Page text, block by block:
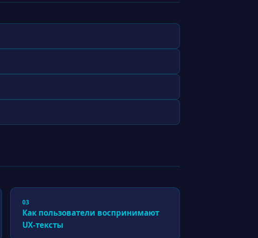
03
Как пользователи воспринимают
UX-тексты